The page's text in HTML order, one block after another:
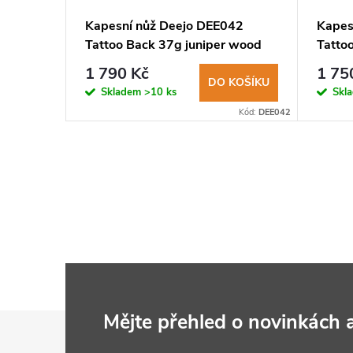
Kapesní nůž Deejo DEE042
Tattoo Back 37g juniper wood
Art Déco v dárkové krabičce
1 790 Kč
Skladem >10 ks
DO KOŠÍKU
Kód: DEE042
1
Mějte přehled o novinkách